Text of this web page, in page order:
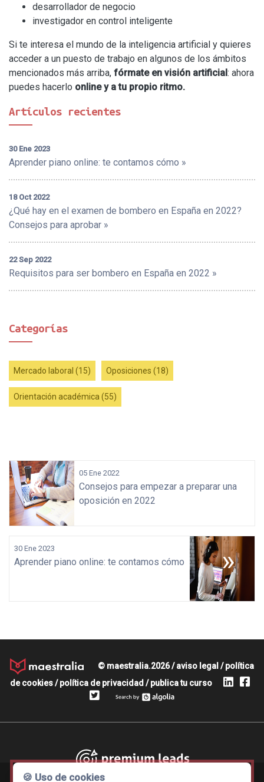
desarrollador de negocio
investigador en control inteligente
Si te interesa el mundo de la inteligencia artificial y quieres
acceder a un puesto de trabajo en algunos de los ámbitos
mencionados más arriba, fórmate en visión artificial : ahora
puedes hacerlo online y a tu propio ritmo.
Artículos recientes
30 Ene 2023
Aprender piano online: te contamos cómo »
18 Oct 2022
¿Qué hay en el examen de bombero en España en 2022?
Consejos para aprobar »
22 Sep 2022
Requisitos para ser bombero en España en 2022 »
Categorías
Mercado laboral (15) Oposiciones (18)
Orientación académica (55)
« 05 Ene 2022
Consejos para empezar a preparar una
oposición en 2022
»
30 Ene 2023
Aprender piano online: te contamos cómo
© maestralia.2026 /aviso legal /política
de cookies/política de privacidad /publica tu curso
Premium leads
🍪 Uso de cookies